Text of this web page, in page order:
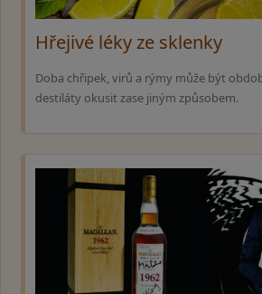
Hřejivé léky ze sklenky
Doba chřipek, virů a rýmy může být
destiláty okusit zase jiným způsobem.